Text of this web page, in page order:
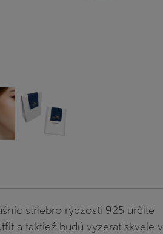
striebro rýdzosti 925 určite
a taktiež budú vyzerať skvele v